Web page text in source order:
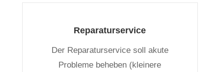
Reparaturservice
Der Reparaturservice soll akute
Probleme beheben (kleinere